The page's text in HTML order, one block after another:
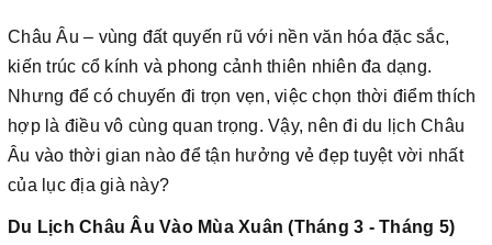
Châu Âu – vùng đất quyến rũ với nền văn hóa đặc sắc,
kiến trúc cổ kính và phong cảnh thiên nhiên đa dạng.
Nhưng để có chuyến đi trọn vẹn, việc chọn thời điểm thích
hợp là điều vô cùng quan trọng. Vậy, nên đi du lịch Châu
Âu vào thời gian nào để tận hưởng vẻ đẹp tuyệt vời nhất
của lục địa già này?
Du Lịch Châu Âu Vào Mùa Xuân (Tháng 3 - Tháng 5)